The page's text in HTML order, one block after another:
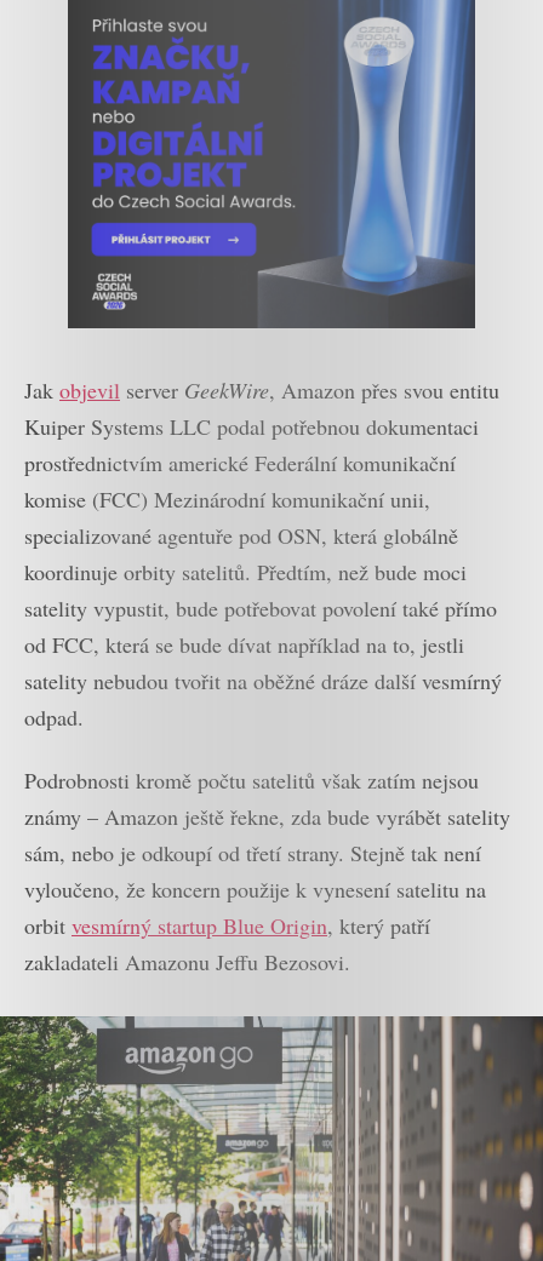
Jak objevil server GeekWire, Amazon přes svou entitu
Kuiper Systems LLC podal potřebnou dokumentaci
prostřednictvím americké Federální komunikační
komise (FCC) Mezinárodní komunikační unii,
specializované agentuře pod OSN, která globálně
koordinuje orbity satelitů. Předtím, než bude moci
satelity vypustit, bude potřebovat povolení také přímo
od FCC, která se bude dívat například na to, jestli
satelity nebudou tvořit na oběžné dráze další vesmírný
odpad.
Podrobnosti kromě počtu satelitů však zatím nejsou
známy – Amazon ještě řekne, zda bude vyrábět satelity
sám, nebo je odkoupí od třetí strany. Stejně tak není
vyloučeno, že koncern použije k vynesení satelitu na
orbit vesmírný startup Blue Origin, který patří
zakladateli Amazonu Jeffu Bezosovi.